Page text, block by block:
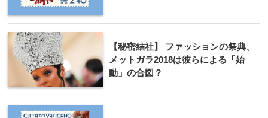
【秘密結社】 ファッションの祭典、
メットガラ2018は彼らによる「始
動」の合図？